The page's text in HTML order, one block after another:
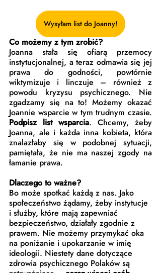
Wysyłam list do Joanny!
Co możemy z tym zrobić?
Joanna stała się ofiarą przemocy
instytucjonalnej, a teraz odmawia się jej
prawa do godności, powtórnie
wiktymizuje i linczuje – również z
powodu kryzysu psychicznego. Nie
zgadzamy się na to! Możemy okazać
Podpisz list wsparcia. Chcemy, żeby
Joanna, ale i każda inna kobieta, która
znalazłaby się w podobnej sytuacji,
pamiętała, że nie ma naszej zgody na
łamanie prawa.
Dlaczego to ważne?
Bo może spotkać każdą z nas. Jako
społeczeństwo żądamy, żeby instytucje
i służby, które mają zapewniać
bezpieczeństwo, działały zgodnie z
prawem. Nie możemy przymykać oka
na poniżanie i upokarzanie w imię
ideologii. Niestety dane dotyczące
zdrowia psychicznego Polaków są